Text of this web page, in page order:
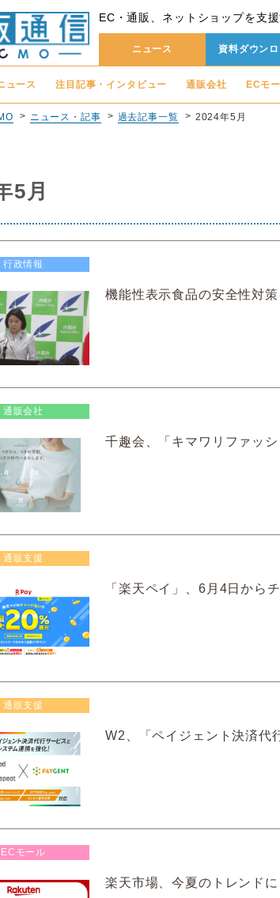
EC・通販、ネットショップを支
ニュース 資料ダウン
ュース 注目記事・インタビュー 通販会社 ECモ
ニュース・記事 過去記事一覧 2024年5月
5月
行政情報
機能性表示食品の安全性対
通販会社
千趣会、「キマワリファッ
通販支援
「楽天ペイ」、6月4日から
通販支援
W2、「ペイジェント決済代
ECモール
楽天市場、今夏のトレンド